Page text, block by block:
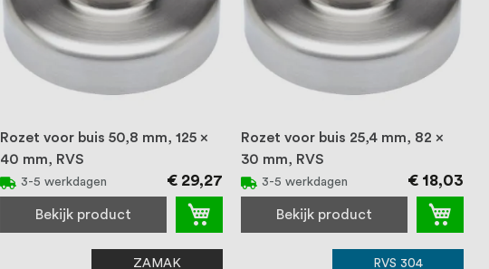
Rozet voor buis 50,8 mm, 125 x
40 mm, RVS
3-5 werkdagen € 29,27
Bekijk product
Rozet voor buis 25,4 mm, 82 x
30 mm, RVS
3-5 werkdagen € 18,03
Bekijk product
ZAMAK RVS 304